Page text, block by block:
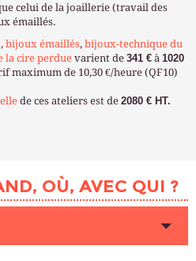
celui de la joaillerie (travail des
émaillés.
, bijoux émaillés, bijoux-technique du
la cire perdue varient de 341 € à 1020
maximum de 10,30 €/heure (QF10)
de ces ateliers est de 2080 € HT.
OÙ, AVEC QUI ?